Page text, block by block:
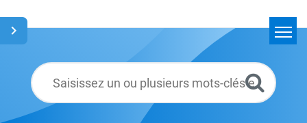
Glossaire